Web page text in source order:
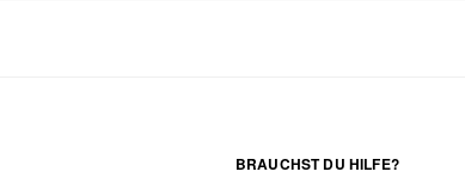
BRAUCHST DU HILFE?